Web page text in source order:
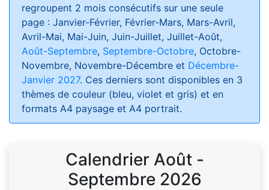
regroupent 2 mois consécutifs sur une seule
page : Janvier-Février, Février-Mars, Mars-Avril,
Avril-Mai, Mai-Juin, Juin-Juillet, Juillet-Août,
Août-Septembre, Septembre-Octobre, Octobre-
Novembre, Novembre-Décembre et Décembre-
Janvier 2027. Ces derniers sont disponibles en 3
thèmes de couleur (bleu, violet et gris) et en
formats A4 paysage et A4 portrait.
Calendrier Août -
Septembre 2026